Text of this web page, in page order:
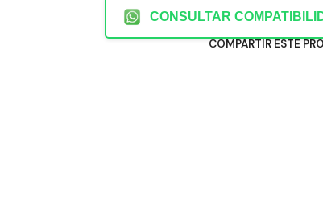
CONSULTAR
COMPARTIR ESTE